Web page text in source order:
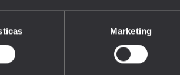
Marketing
sexo